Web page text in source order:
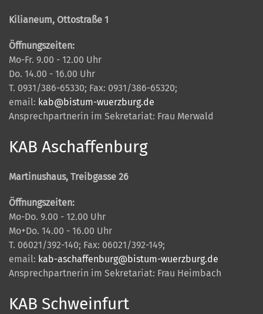
Kilianeum, Ottostraße 1
Öffnungszeiten:
Mo-Fr. 9.00 - 12.00 Uhr
Do. 14.00 - 16.00 Uhr
T. 0931/386-65330; Fax: 0931/386-65320;
email: kab@bistum-wuerzburg.de
Ansprechpartnerin im Sekretariat: Frau Merwald
KAB Aschaffenburg
Martinushaus, Treibgasse 26
Öffnungszeiten:
Mo-Do. 9.00 - 12.00 Uhr
Mo+Do. 14.00 - 16.00 Uhr
T. 06021/392-140; Fax: 06021/392-149;
email: kab-aschaffenburg@bistum-wuerzburg.de
Ansprechpartnerin im Sekretariat: Frau Heimbach
KAB Schweinfurt